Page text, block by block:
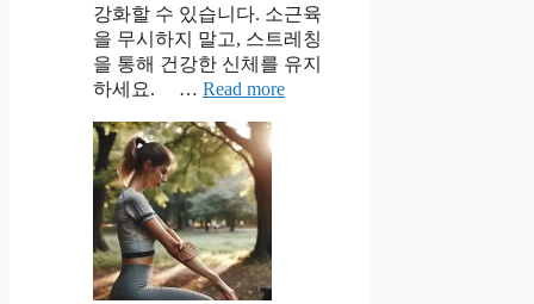
강화할 수 있습니다. 소근육
을 무시하지 말고, 스트레칭
을 통해 건강한 신체를 유지
하세요. … Read more